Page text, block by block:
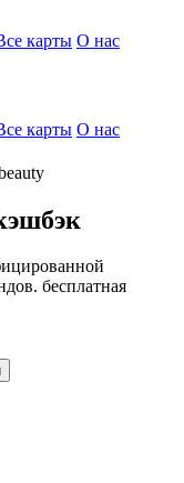
карты О нас
карты О нас
бесплатная